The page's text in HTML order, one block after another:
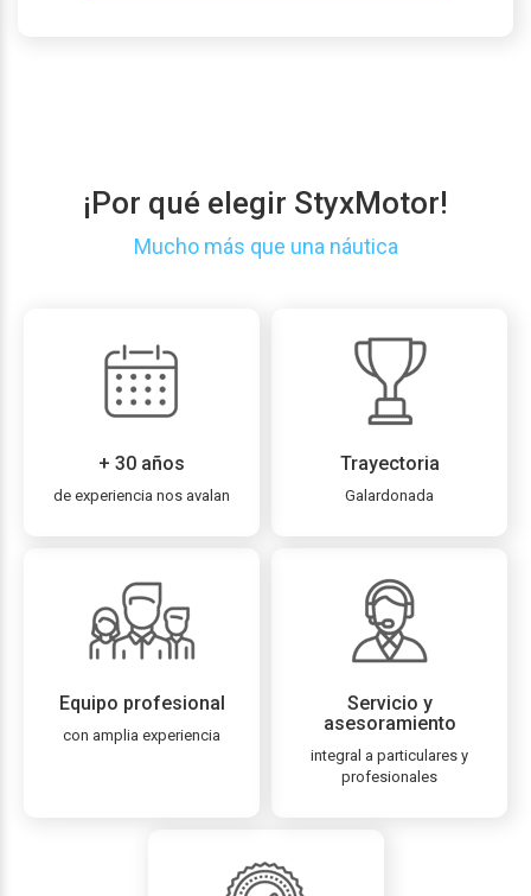
¡Por qué elegir StyxMotor!
Mucho más que una náutica
+ 30 años
de experiencia nos avalan
Trayectoria
Galardonada
Equipo profesional
con amplia experiencia
Servicio y
asesoramiento
integral a particulares y
profesionales